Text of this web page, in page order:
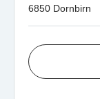
6850 Dornbirn